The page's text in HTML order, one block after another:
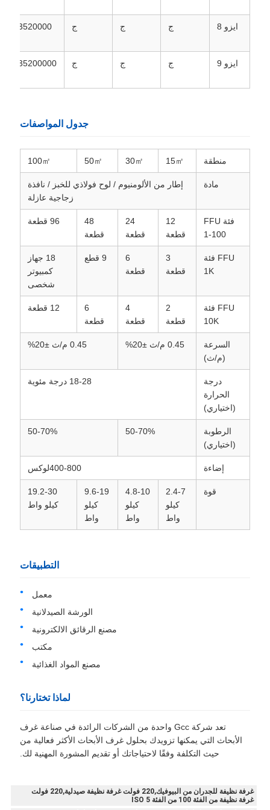
ايزو 8 ج ج ج 3520000
ايزو 9 ج ج ج 35200000
جدول المواصفات
منطقة 15㎡
30㎡
50㎡
100㎡
مادة
إطار من الألومنيوم / لوح فولاذي للخبز / نافذة
زجاجية عازلة
فئة FFU
1-100
12
قطعة
24
قطعة
48
قطعة
96 قطعة
FFU فئة
1K
3
قطعة
6
قطعة
9 قطع
18 جهاز
كمبيوتر
شخصى
FFU فئة
10K
2
قطعة
4
قطعة
6
قطعة
12 قطعة
السرعة
(م/ث)
0.45 م/ث ±20% 0.45 م/ث ±20%
درجة
الحرارة
(اختياري)
18-28 درجة مئوية
الرطوبة
(اختياري)
50-70%
50-70%
إضاءة 400-800لوكس
قوة
2.4-7
كيلو
واط
4.8-10
كيلو
واط
9.6-19
كيلو
واط
19.2-30
كيلو واط
التطبيقات
معمل
الورشة الصيدلانية
مصنع الرقائق الالكترونية
مكتب
مصنع المواد الغذائية
لماذا تختارنا؟
تعد شركة Gcc واحدة من الشركات الرائدة في صناعة غرف
الأبحاث التي يمكنها تزويدك بحلول غرف الأبحاث الأكثر فعالية من
حيث التكلفة وفقًا لاحتياجاتك أو تقديم المشورة المهنية لك.
غرفة نظيفة للجدران من البيوفيك,220 فولت غرفة نظيفة صيدلية,220 فولت
غرفة نظيفة من الفئة 100 من الفئة 5 ISO